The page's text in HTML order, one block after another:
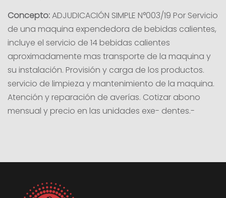
Concepto:ADJUDICACIÓN SIMPLE N°003/19 Por Servicio
de una maquina expendedora de bebidas calientes,
incluye el servicio de 14 bebidas calientes
aproximadamente mas transporte de la maquina y
su instalación. Provisión y carga de los productos.
servicio de limpieza y mantenimiento de la maquina.
Atención y reparación de averías. Cotizar abono
mensual y precio en las unidades exe- dentes.-